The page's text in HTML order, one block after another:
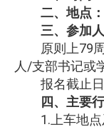
二、地点
三、参加
原则上79
人/支部书记或
报名截止
四、主要
1.上车地